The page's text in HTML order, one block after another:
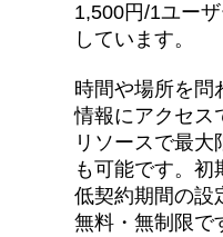
1,500円/1ユー
しています。
時間や場所を問
情報にアクセス
リソースで最大
も可能です。初
低契約期間の設
無料・無制限で